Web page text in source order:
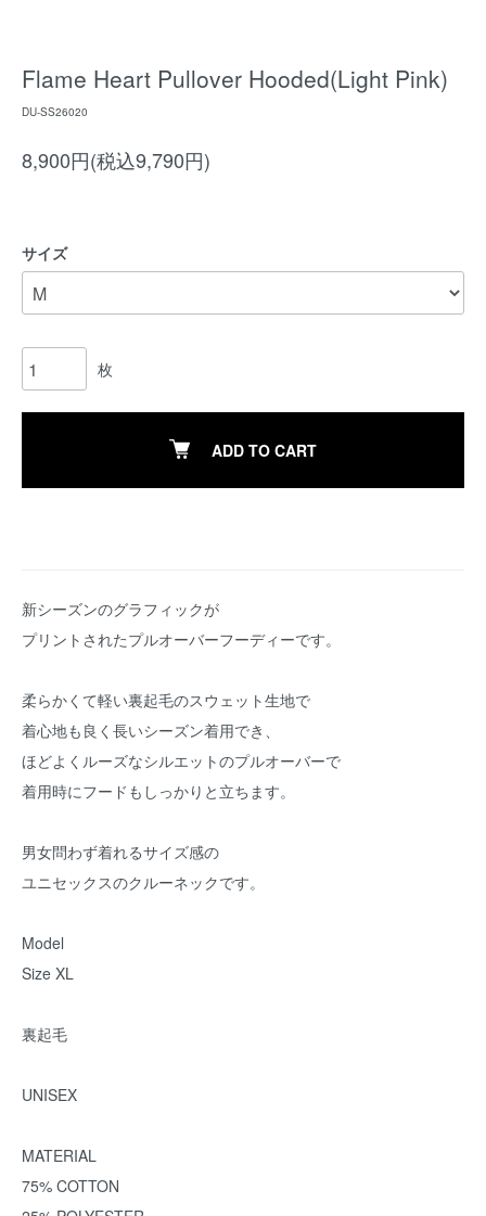
Flame Heart Pullover Hooded(Light Pink)
DU-SS26020
8,900円(税込9,790円)
サイズ
枚
ADD TO CART
新シーズンのグラフィックが
プリントされたプルオーバーフーディーです。
柔らかくて軽い裏起毛のスウェット生地で
着心地も良く長いシーズン着用でき、
ほどよくルーズなシルエットのプルオーバーで
着用時にフードもしっかりと立ちます。
男女問わず着れるサイズ感の
ユニセックスのクルーネックです。
Model
Size XL
裏起毛
UNISEX
MATERIAL
75% COTTON